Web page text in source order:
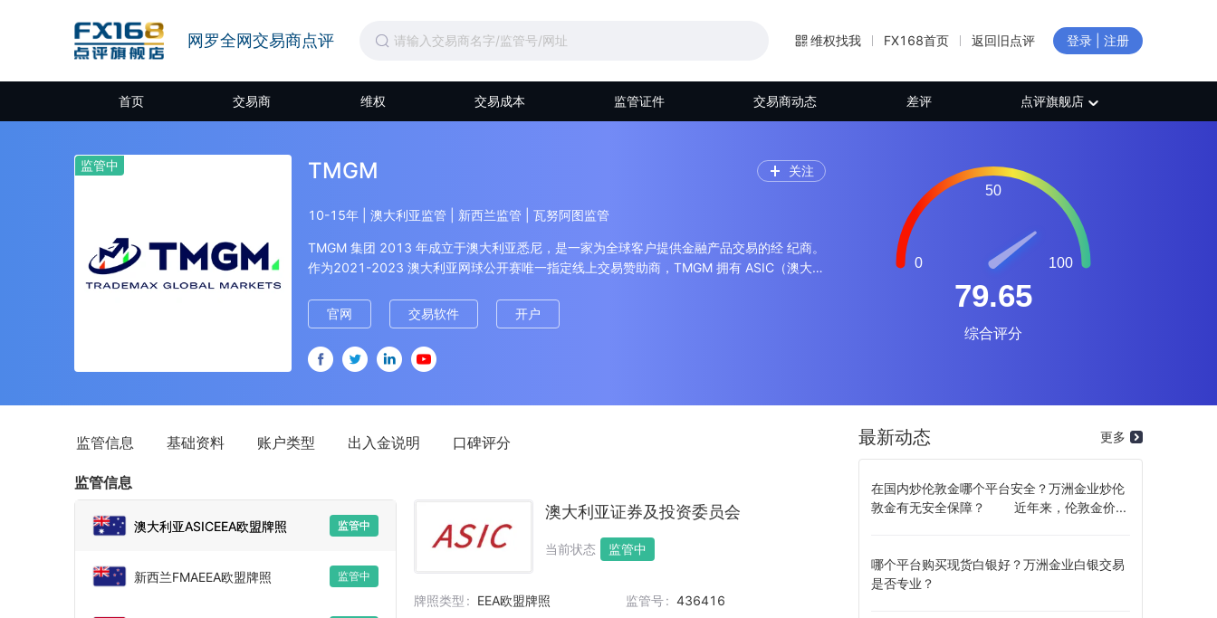
网罗全网交易商点评 维权找我 FX168首页 返回旧点评 登录 | 注册
首页 交易商 维权 交易成本 监管证件 交易商动态 差评 点评旗舰店
监管中 TMGM 关注
10-15年 | 澳大利亚监管 | 新西兰监管 | 瓦努阿图监管
TMGM 集团 2013 年成立于澳大利亚悉尼，是一家为全球客户提供金融产品交易的经 纪商。
作为2021-2023 澳大利亚网球公开赛唯一指定线上交易赞助商，TMGM 拥有 ASIC（澳大利
管。多方面为投资人提供安全保障。
官网 交易软件 开户
监管信息 基础资料 账户类型 出入金说明 口碑评分
监管信息
澳大利亚ASICEEA欧盟牌照 监管中
新西兰FMAEEA欧盟牌照 监管中
澳大利亚证券及投资委员会
当前状态 监管中
牌照类型 EEA欧盟牌照 监管号 436416
最新动态 更多
在国内炒伦敦金哪个平台安全？万洲金业炒伦
敦金有无安全保障？ 近年来，伦敦金价...
哪个平台购买现货白银好？万洲金业白银交易
是否专业？